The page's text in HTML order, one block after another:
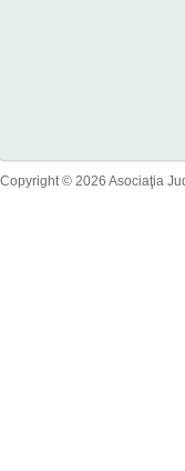
Copyright © 2026 Asociaţia